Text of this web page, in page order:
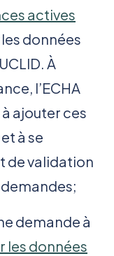
actives
données
À
l’ECHA
ajouter ces
à se
de validation
demandes;
demande à
les données